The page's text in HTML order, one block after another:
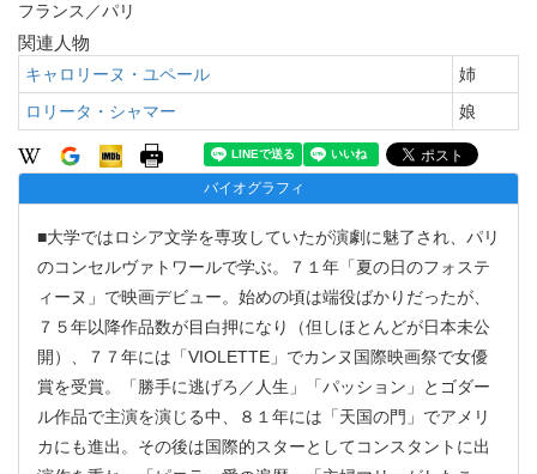
フランス／パリ
関連人物
キャロリーヌ・ユペール
姉
ロリータ・シャマー
娘
バイオグラフィ
■大学ではロシア文学を専攻していたが演劇に魅了され、パリ
のコンセルヴァトワールで学ぶ。７１年「夏の日のフォステ
ィーヌ」で映画デビュー。始めの頃は端役ばかりだったが、
７５年以降作品数が目白押になり（但しほとんどが日本未公
開）、７７年には「VIOLETTE」でカンヌ国際映画祭で女優
賞を受賞。「勝手に逃げろ／人生」「パッション」とゴダー
ル作品で主演を演じる中、８１年には「天国の門」でアメリ
カにも進出。その後は国際的スターとしてコンスタントに出